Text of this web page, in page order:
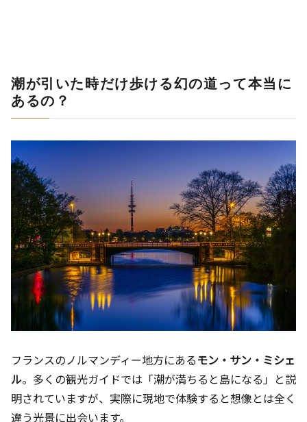
潮が引いた時だけ歩ける幻の道って本当に
あるの？
フランスのノルマンディー地方にあるモン・サン・ミシェ
ル。多くの観光ガイドでは「潮が満ちると島になる」と説
明されていますが、実際に現地で体験すると想像とは全く
違う光景に出会います。